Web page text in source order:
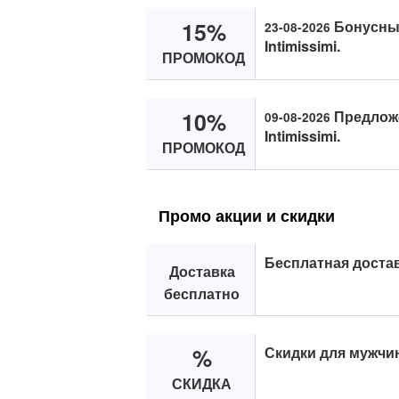
15%
ПРОМОКОД
23-08-2026
Intimissimi.
10%
ПРОМОКОД
09-08-2026
Intimissimi.
Промо акции и скидки
Доставка
бесплатно
Бесплатная
%
СКИДКА
Скидки для